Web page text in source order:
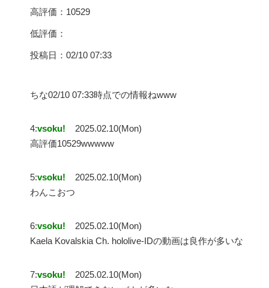
高評価：10529
低評価：
投稿日：02/10 07:33
ちな02/10 07:33時点での情報ねwww
4:vsoku!
2025.02.10(Mon)
高評価10529wwwww
5:vsoku!
2025.02.10(Mon)
わんこおつ
6:vsoku!
2025.02.10(Mon)
Kaela Kovalskia Ch. hololive-IDの動画は良作が多いな
7:vsoku!
2025.02.10(Mon)